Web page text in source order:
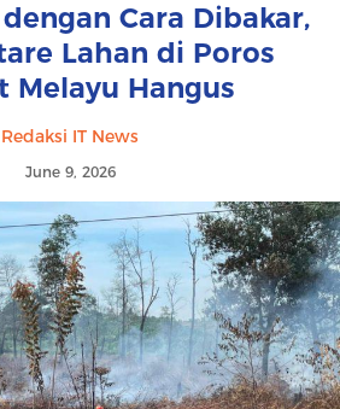
Cara Dibakar,
Lahan di Poros
Melayu Hangus
Redaksi IT News
June 9, 2026